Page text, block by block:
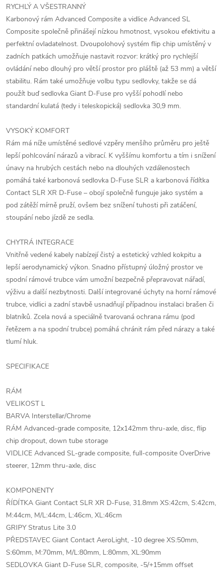
RYCHLÝ A VŠESTRANNÝ
Karbonový rám Advanced Composite a vidlice Advanced SL
Composite společně přinášejí nízkou hmotnost, vysokou efektivitu a
perfektní ovladatelnost. Dvoupolohový systém flip chip umístěný v
zadních patkách umožňuje nastavit rozvor: krátký pro rychlejší
ovládání nebo dlouhý pro větší prostor pro pláště (až 53 mm) a větší
stabilitu. Rám také umožňuje volbu typu sedlovky, takže se dá
použít buď sedlovka Giant D-Fuse pro vyšší pohodlí nebo
standardní kulatá (tedy i teleskopická) sedlovka 30,9 mm.
VYSOKÝ KOMFORT
Rám má níže umístěné sedlové vzpěry menšího průměru pro ještě
lepší pohlcování nárazů a vibrací. K vyššímu komfortu a tím i snížení
únavy na hrubých cestách nebo na dlouhých vzdálenostech
pomáhá také karbonová sedlovka D-Fuse SLR a karbonová řídítka
Contact SLR XR D-Fuse – obojí společně funguje jako systém a
pod zátěží mírně pruží, ovšem bez snížení tuhosti při zatáčení,
stoupání nebo jízdě ze sedla.
CHYTRÁ INTEGRACE
Vnitřně vedené kabely nabízejí čistý a estetický vzhled kokpitu a
lepší aerodynamický výkon. Snadno přístupný úložný prostor ve
spodní rámové trubce vám umožní bezpečně přepravovat nářadí,
výživu a další nezbytnosti. Další integrované úchyty na horní rámové
trubce, vidlici a zadní stavbě usnadňují případnou instalaci brašen či
blatníků. Zcela nová a speciálně tvarovaná ochrana rámu (pod
řetězem a na spodní trubce) pomáhá chránit rám před nárazy a také
tlumí hluk.
SPECIFIKACE
RÁM
VELIKOST L
BARVA Interstellar/Chrome
RÁM Advanced-grade composite, 12x142mm thru-axle, disc, flip
chip dropout, down tube storage
VIDLICE Advanced SL-grade composite, full-composite OverDrive
steerer, 12mm thru-axle, disc
KOMPONENTY
ŘÍDÍTKA Giant Contact SLR XR D-Fuse, 31.8mm XS:42cm, S:42cm,
M:44cm, M/L:44cm, L:46cm, XL:46cm
GRIPY Stratus Lite 3.0
PŘEDSTAVEC Giant Contact AeroLight, -10 degree XS:50mm,
S:60mm, M:70mm, M/L:80mm, L:80mm, XL:90mm
SEDLOVKA Giant D-Fuse SLR, composite, -5/+15mm offset